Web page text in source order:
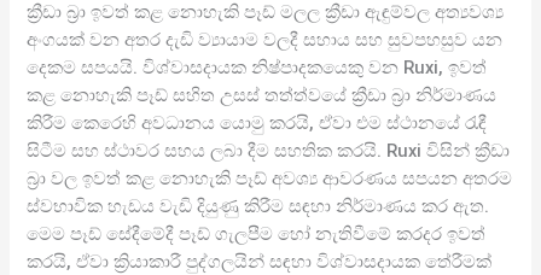
ක්‍රීඩා බ්‍රා ඉවත් කළ නොහැකි පෑඩ් මලල ක්‍රීඩා ඇඳුම්වල අත්‍යවශ්‍ය
අංගයක් වන අතර දැඩි ව්‍යායාම වලදී සහාය සහ සුවපහසුව යන
දෙකම සපයයි. විශ්වාසදායක නිෂ්පාදකයෙකු වන Ruxi, ඉවත්
කළ නොහැකි පෑඩ් සහිත උසස් තත්ත්වයේ ක්‍රීඩා බ්‍රා නිර්මාණය
කිරීම කෙරෙහි අවධානය යොමු කරයි, ඒවා එම ස්ථානයේ රැඳී
සිටීම සහ ස්ථාවර සහය ලබා දීම සහතික කරයි. Ruxi විසින් ක්‍රීඩා
බ්‍රා වල ඉවත් කළ නොහැකි පෑඩ් අවශ්‍ය ආවරණය සපයන අතරම
ස්වභාවික හැඩය වැඩි දියුණු කිරීම සඳහා නිර්මාණය කර ඇත.
මෙම පෑඩ් සේදීමේදී පෑඩ් ගැලපීම හෝ නැතිවීමේ කරදර ඉවත්
කරයි, ඒවා ක්‍රියාකාරී පුද්ගලයින් සඳහා විශ්වාසදායක තේරීමක්